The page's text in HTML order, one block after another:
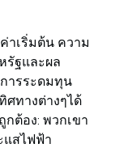
าเริ่มต้น ความ
รัฐและผล
ารระดมทุน
ศทางต่างๆได้
กต้อง: พวกเขา
แสไฟฟ้า